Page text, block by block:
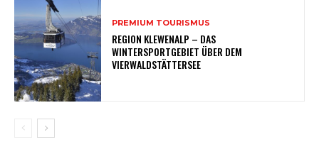
PREMIUM TOURISMUS
REGION KLEWENALP – DAS
WINTERSPORTGEBIET ÜBER DEM
VIERWALDSTÄTTERSEE